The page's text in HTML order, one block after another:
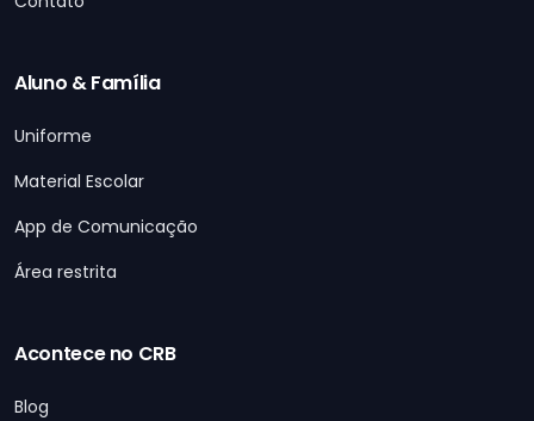
Aluno & Família
Uniforme
Material Escolar
App de Comunicação
Área restrita
Acontece no CRB
Blog